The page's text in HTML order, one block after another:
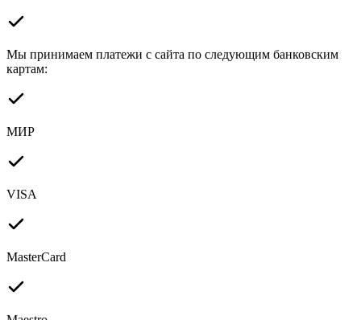
Мы принимаем платежи с сайта по следующим банковским
картам:
МИР
VISA
MasterCard